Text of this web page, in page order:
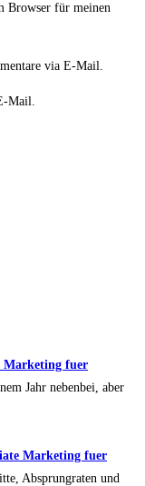
Browser für meinen
via E-Mail.
Mail.
fuer
Jahr nebenbei, aber
Marketing fuer
Absprungraten und